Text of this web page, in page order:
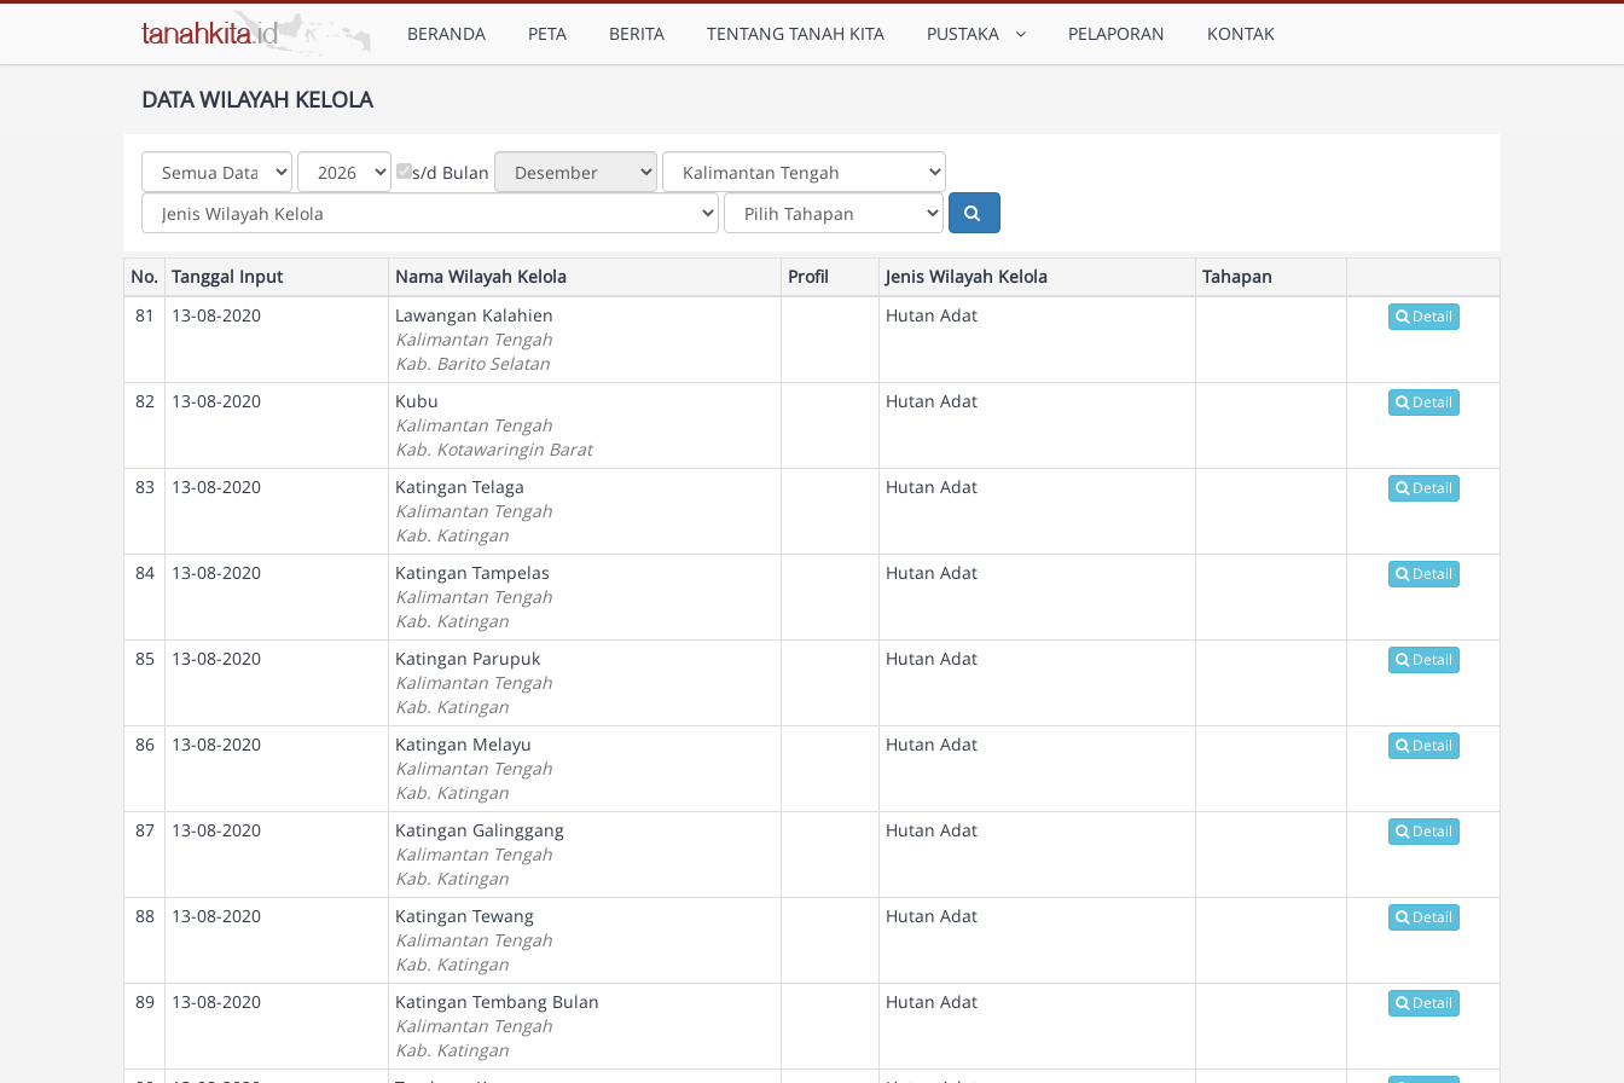
BERANDA PETA BERITA TENTANG TANAH KITA PUSTAKA PELAPORAN KONTAK
DATA WILAYAH KELOLA
s/d Bulan
No. Tanggal Input Nama Wilayah Kelola Profil Jenis Wilayah Kelola
Tahapan
81
13-08-2020
Lawangan Kalahien
Kalimantan Tengah
Kab. Barito Selatan
Hutan Adat Detail
82 13-08-2020
Kubu
Kalimantan Tengah
Kab. Kotawaringin Barat
Hutan Adat Detail
83 13-08-2020
Katingan Telaga
Kalimantan Tengah
Kab. Katingan
Hutan Adat Detail
84 13-08-2020
Katingan Tampelas
Kalimantan Tengah
Kab. Katingan
Hutan Adat Detail
85 13-08-2020
Katingan Parupuk
Kalimantan Tengah
Kab. Katingan
Hutan Adat Detail
86 13-08-2020
Katingan Melayu
Kalimantan Tengah
Kab. Katingan
Hutan Adat Detail
87 13-08-2020
Katingan Galinggang
Kalimantan Tengah
Kab. Katingan
Hutan Adat Detail
88 13-08-2020
Katingan Tewang
Kalimantan Tengah
Kab. Katingan
Hutan Adat Detail
89 13-08-2020
Katingan Tembang Bulan
Kalimantan Tengah
Kab. Katingan
Hutan Adat Detail